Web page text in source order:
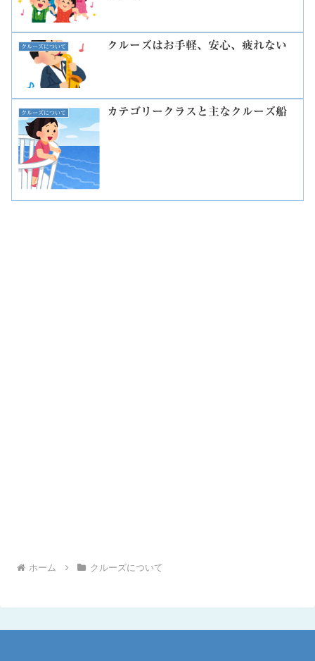
クルーズについて クルーズはお手軽、安心、疲れない
クルーズについて カテゴリークラスと主なクルーズ船
ホーム クルーズについて